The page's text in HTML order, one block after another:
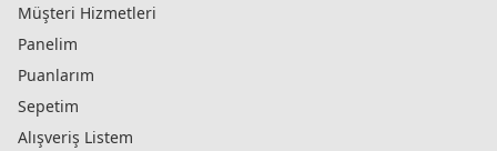
Müşteri Hizmetleri
Panelim
Puanlarım
Sepetim
Alışveriş Listem